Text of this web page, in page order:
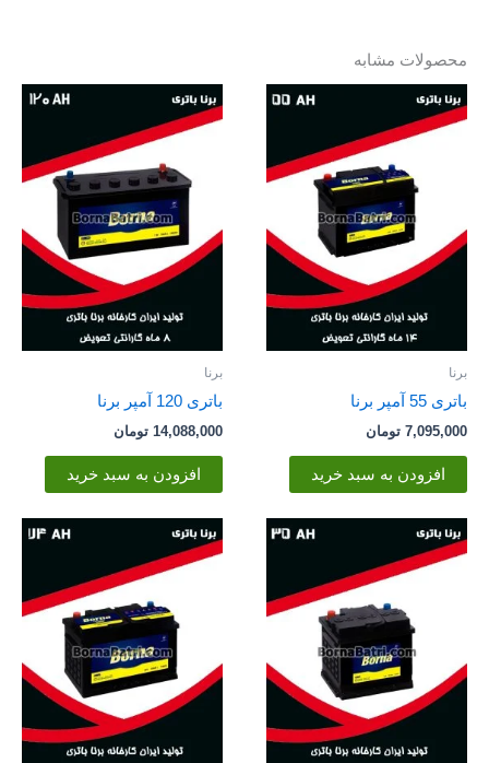
محصولات مشابه
برنا
باتری 55 آمپر برنا
7,095,000 تومان
افزودن به سبد خرید
برنا
باتری 120 آمپر برنا
14,088,000 تومان
افزودن به سبد خرید